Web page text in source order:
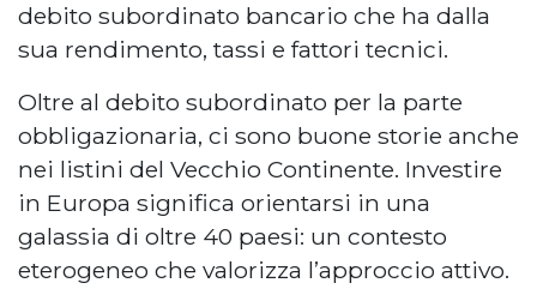
debito subordinato bancario che ha dalla
sua rendimento, tassi e fattori tecnici.
Oltre al debito subordinato per la parte
obbligazionaria, ci sono buone storie anche
nei listini del Vecchio Continente. Investire
in Europa significa orientarsi in una
galassia di oltre 40 paesi: un contesto
eterogeneo che valorizza l’approccio attivo.